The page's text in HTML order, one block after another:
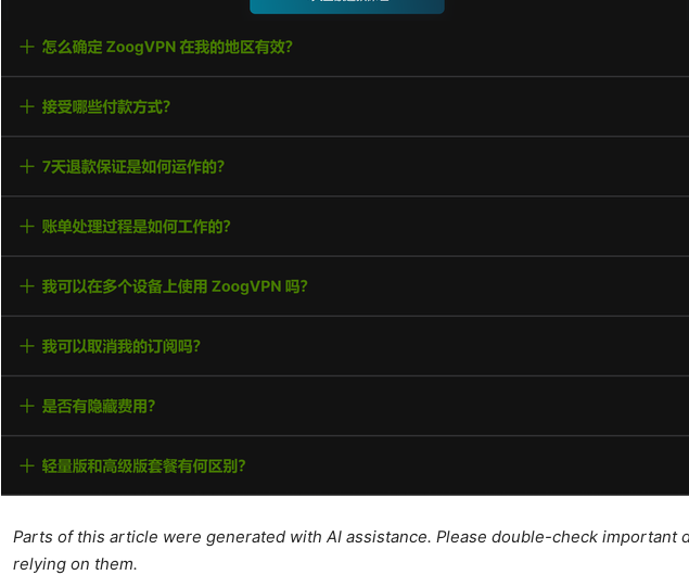
Parts of this article were generated with AI assistance. Please double-check important
relying on them.